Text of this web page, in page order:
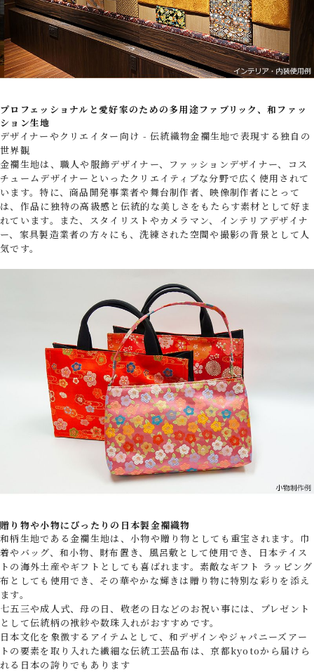
プロフェッショナルと愛好家のための多用途ファブリック、和ファッ
ション生地
デザイナーやクリエイター向け - 伝統織物金襴生地で表現する独自の
世界観
金襴生地は、職人や服飾デザイナー、ファッションデザイナー、コス
チュームデザイナーといったクリエイティブな分野で広く使用されて
います。特に、商品開発事業者や舞台制作者、映像制作者にとって
は、作品に独特の高級感と伝統的な美しさをもたらす素材として好ま
れています。また、スタイリストやカメラマン、インテリアデザイナ
ー、家具製造業者の方々にも、洗練された空間や撮影の背景として人
気です。
贈り物や小物にぴったりの日本製金襴織物
和柄生地である金襴生地は、小物や贈り物としても重宝されます。巾
着やバッグ、和小物、財布置き、風呂敷として使用でき、日本テイス
トの海外土産やギフトとしても喜ばれます。素敵なギフト ラッピング
布としても使用でき、その華やかな輝きは贈り物に特別な彩りを添え
ます。
七五三や成人式、母の日、敬老の日などのお祝い事には、プレゼント
として伝統柄の袱紗や数珠入れがおすすめです。
日本文化を象徴するアイテムとして、和デザインやジャパニーズアー
トの要素を取り入れた繊細な伝統工芸品布は、京都kyotoから届けら
れる日本の誇りでもあります